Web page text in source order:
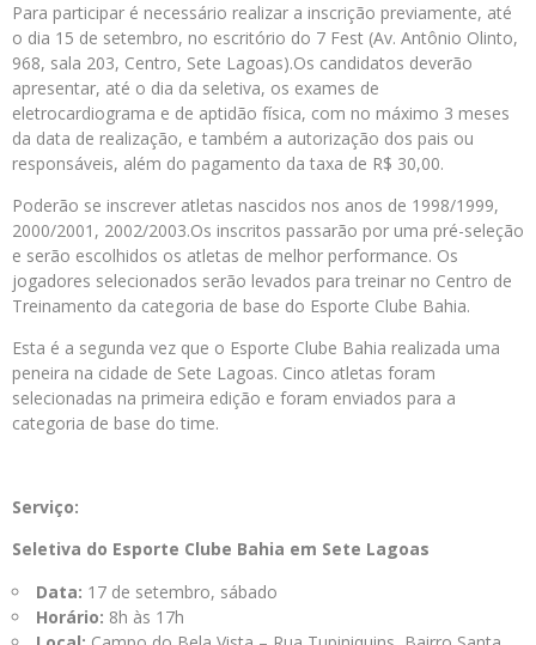
Para participar é necessário realizar a inscrição previamente, até
o dia 15 de setembro, no escritório do 7 Fest (Av. Antônio Olinto,
968, sala 203, Centro, Sete Lagoas).Os candidatos deverão
apresentar, até o dia da seletiva, os exames de
eletrocardiograma e de aptidão física, com no máximo 3 meses
da data de realização, e também a autorização dos pais ou
responsáveis, além do pagamento da taxa de R$ 30,00.
Poderão se inscrever atletas nascidos nos anos de 1998/1999,
2000/2001, 2002/2003.Os inscritos passarão por uma pré-seleção
e serão escolhidos os atletas de melhor performance. Os
jogadores selecionados serão levados para treinar no Centro de
Treinamento da categoria de base do Esporte Clube Bahia.
Esta é a segunda vez que o Esporte Clube Bahia realizada uma
peneira na cidade de Sete Lagoas. Cinco atletas foram
selecionadas na primeira edição e foram enviados para a
categoria de base do time.
Serviço:
Seletiva do Esporte Clube Bahia em Sete Lagoas
Data: 17 de setembro, sábado
Horário: 8h às 17h